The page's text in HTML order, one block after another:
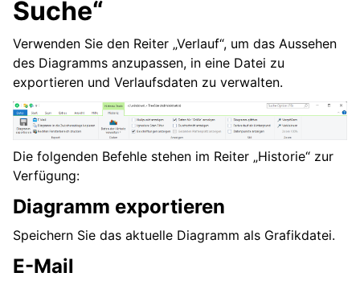
Suche“
Verwenden Sie den Reiter „Verlauf“, um das Aussehen
des Diagramms anzupassen, in eine Datei zu
exportieren und Verlaufsdaten zu verwalten.
Die folgenden Befehle stehen im Reiter „Historie“ zur
Verfügung:
Diagramm exportieren
Speichern Sie das aktuelle Diagramm als Grafikdatei.
E-Mail